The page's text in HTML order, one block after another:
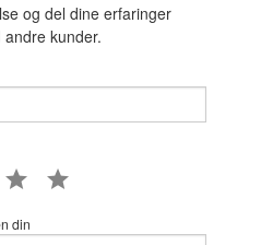
og del dine erfaringer
kunder.
4 star 5 star
din